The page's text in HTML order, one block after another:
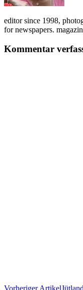
editor since 1998,
for newspapers.
Kommentar